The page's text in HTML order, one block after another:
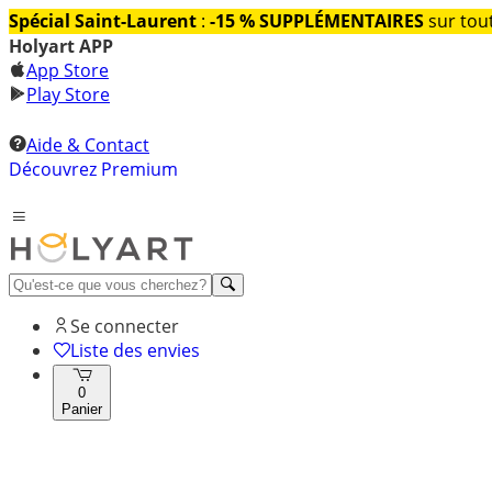
Spécial Saint-Laurent : -15 % SUPPLÉMENTAIRESsur
Holyart APP
App Store
Play Store
Aide & Contact
Découvrez Premium
Se connecter
Liste des envies
0
Panier